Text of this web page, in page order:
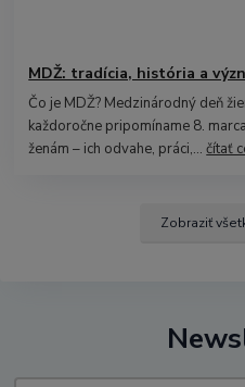
MDŽ: tradícia, história a
Čo je MDŽ? Medzinárodný deň
každoročne pripomíname 8.
ženám – ich odvahe, práci,...čítať
Zobraziť